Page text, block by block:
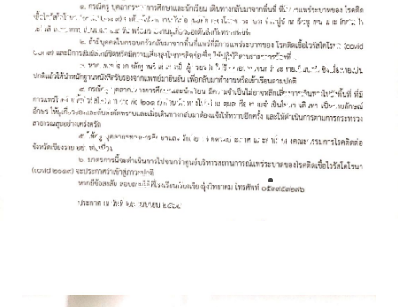
วิทยาคม เรื่องมาตรการป้องและ
เฝ้าระวังการแพร่ระบาดของโรค
ติดเชื้อไวรัสโคโรนา 2019
(Covid-19) ฉบับที่ 2
26 เมษายน 2021
ข่าวประชาสัมพันธ์